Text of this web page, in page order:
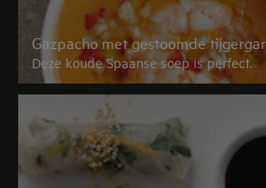
Gazpacho met gestoomde
Deze koude Spaanse soep is perfect.